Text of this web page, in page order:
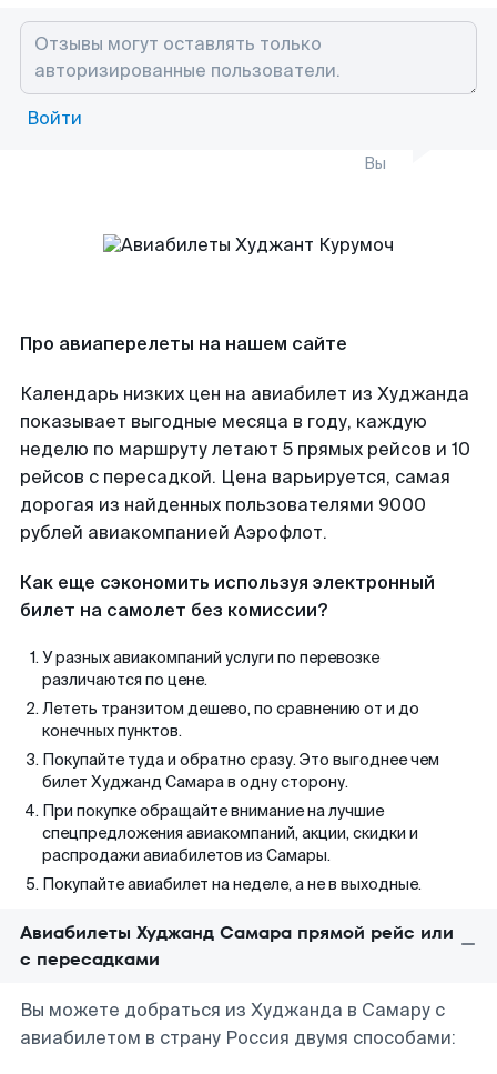
Войти
Вы
Про авиаперелеты на нашем сайте
Календарь низких цен на авиабилет из Худжанда
показывает выгодные месяца в году, каждую
неделю по маршруту летают 5 прямых рейсов и 10
рейсов с пересадкой. Цена варьируется, самая
дорогая из найденных пользователями 9000
рублей авиакомпанией Аэрофлот.
Как еще сэкономить используя электронный
билет на самолет без комиссии?
У разных авиакомпаний услуги по перевозке
различаются по цене.
Лететь транзитом дешево, по сравнению от и до
конечных пунктов.
Покупайте туда и обратно сразу. Это выгоднее чем
билет Худжанд Самара в одну сторону.
При покупке обращайте внимание на лучшие
спецпредложения авиакомпаний, акции, скидки и
распродажи авиабилетов из Самары.
Покупайте авиабилет на неделе, а не в выходные.
Авиабилеты Худжанд Самара прямой рейс или
с пересадками
Вы можете добраться из Худжанда в Самару с
авиабилетом в страну Россия двумя способами: